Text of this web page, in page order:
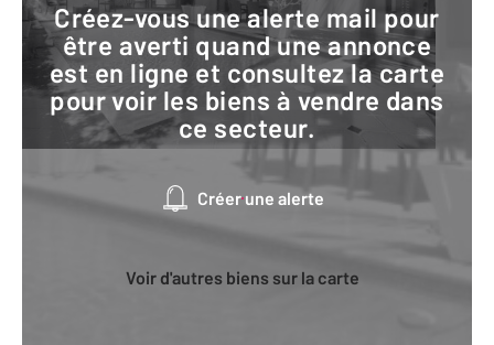
Créez-vous une alerte mail pour
être averti quand une annonce
est en ligne et consultez la carte
pour voir les biens à vendre dans
ce secteur.
Créer une alerte
Voir d'autres biens sur la carte